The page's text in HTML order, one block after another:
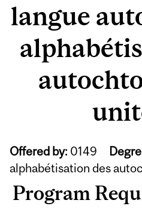
langue
Offered by: 0149
alphabétisation des
Program